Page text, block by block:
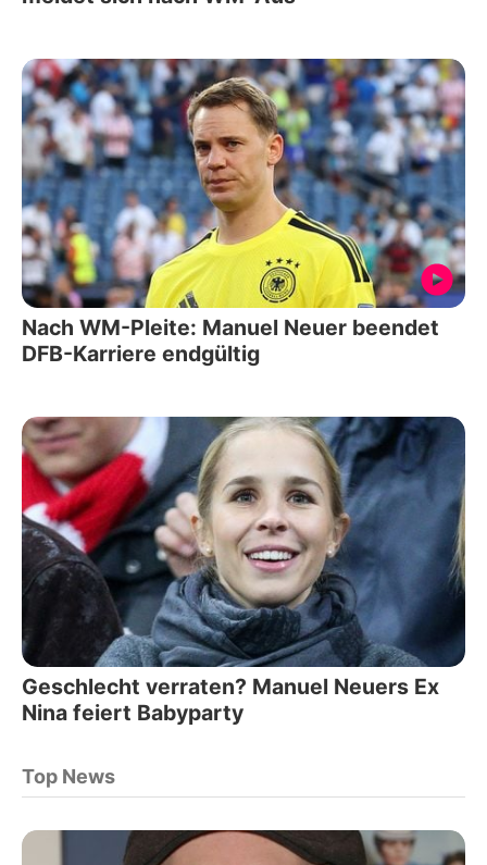
Nach WM-Pleite: Manuel Neuer beendet
DFB-Karriere endgültig
Geschlecht verraten? Manuel Neuers Ex
Nina feiert Babyparty
Top News